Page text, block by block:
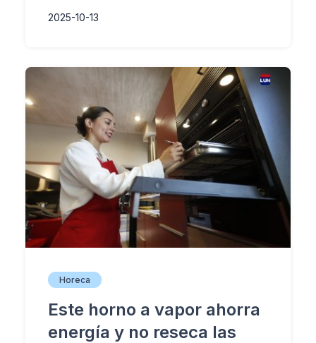
2025-10-13
Horeca
Este horno a vapor ahorra
energía y no reseca las